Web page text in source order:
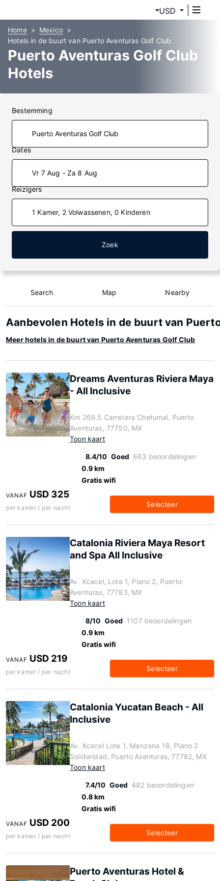
USD
Home
Mexico
Hotels in de buurt van Puerto Aventuras Golf Club
Puerto Aventuras Golf Club
Hotels
Bestemming
Dates
Vr 7 Aug - Za 8 Aug
Reizigers
1 Kamer, 2 Volwassenen, 0 Kinderen
Zoek
Search Map Nearby
Aanbevolen Hotels in de buurt van
Meer hotels in de buurt van Puerto Aventuras Golf Club
Dreams Aventuras Riviera Maya
- All Inclusive
Km 269.5 Carretera Chetumal, Puerto
Aventuras, 77750, MX
Toon kaart
8.4/10 Goed 663 beoordelingen
0.9 km
Gratis wifi
VANAF USD 325
per kamer / per nacht Selecteer
Catalonia Riviera Maya Resort
and Spa All Inclusive
Av. Xcacel, Lote 1, Plano 2, Puerto
Aventuras, 77783, MX
Toon kaart
8/10 Goed 1107 beoordelingen
0.9 km
Gratis wifi
VANAF USD 219
per kamer / per nacht Selecteer
Catalonia Yucatan Beach - All
Inclusive
Av. Xcacel Lote 1, Manzana 18, Plano 2
Solidaridad, Puerto Aventuras, 77782, MX
Toon kaart
7.4/10 Goed 482 beoordelingen
0.8 km
Gratis wifi
VANAF USD 200
per kamer / per nacht Selecteer
Puerto Aventuras Hotel &